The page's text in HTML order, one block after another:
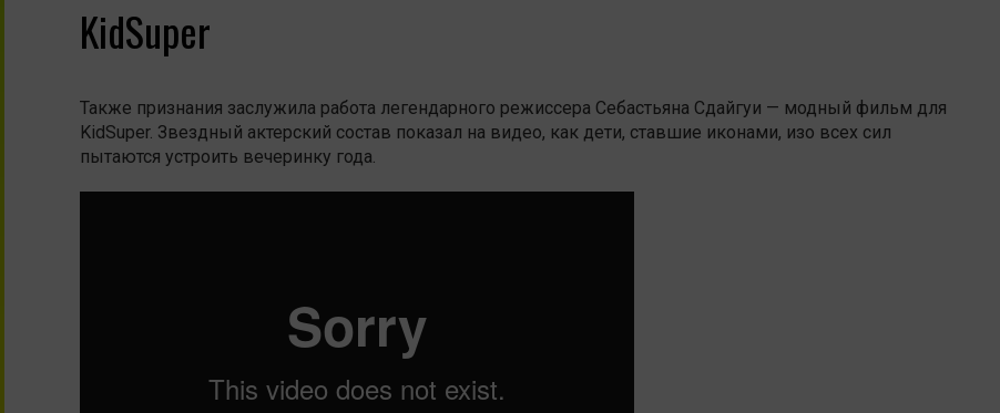
KidSuper
Также признания заслужила работа легендарного режиссера Себастьяна Сдайгуи — модный фильм для
KidSuper. Звездный актерский состав показал на видео, как дети, ставшие иконами, изо всех сил
пытаются устроить вечеринку года.